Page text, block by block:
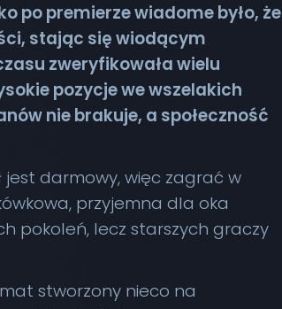
po premierze wiadome było, że
stając się wiodącym
zweryfikowała wielu
pozycje we wszelakich
nie brakuje, a społeczność
jest darmowy, więc zagrać w
przyjemna dla oka
pokoleń, lecz starszych graczy
stworzony nieco na